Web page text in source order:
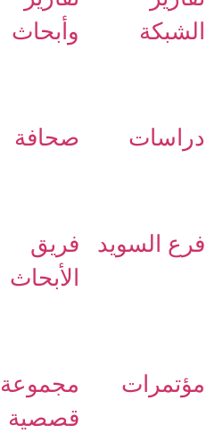
الشبكة
وأبحاث
دراسات صحافة
فرع السويد
فريق
الأبحاث
مؤتمرات
مجموعة
قصصية